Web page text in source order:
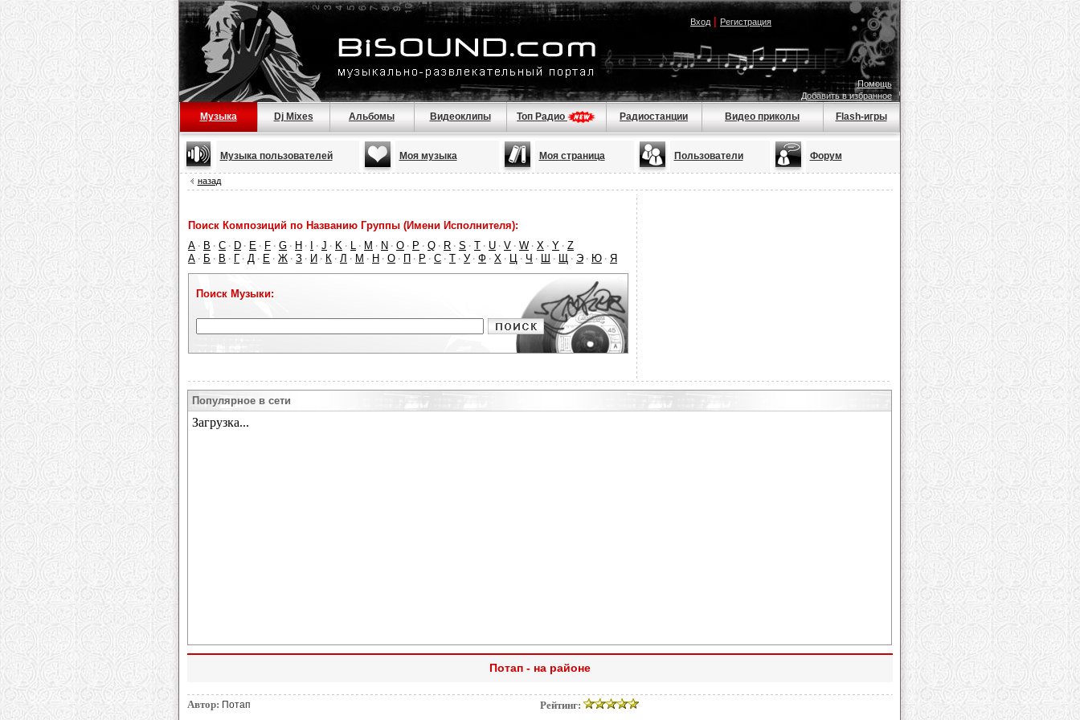
Вход| Регистрация
Помощь
Добавить в избранное
Музыка Dj Mixes Альбомы Видеоклипы Топ Радио Радиостанции Видео приколы Flash-игры
Музыка пользователей Моя музыка Моя страница Пользователи Форум
назад
Поиск Композиций по Названию Группы (Имени Исполнителя):
A · B · C · D · E · F · G · H · · J · K · L · M · N · O · P · Q · R · S · T · U · V · W · X · Y · Z
А · Б · В · Г · Д · Е · Ж · З · И · К · Л · М · Н · О · П · Р · С · Т · У · Ф · Х · Ц · Ч · Ш · Щ · Э · Ю · Я
Поиск Музыки:
Популярное в сети
Потап - на районе
Автор: Потап
Рейтинг: